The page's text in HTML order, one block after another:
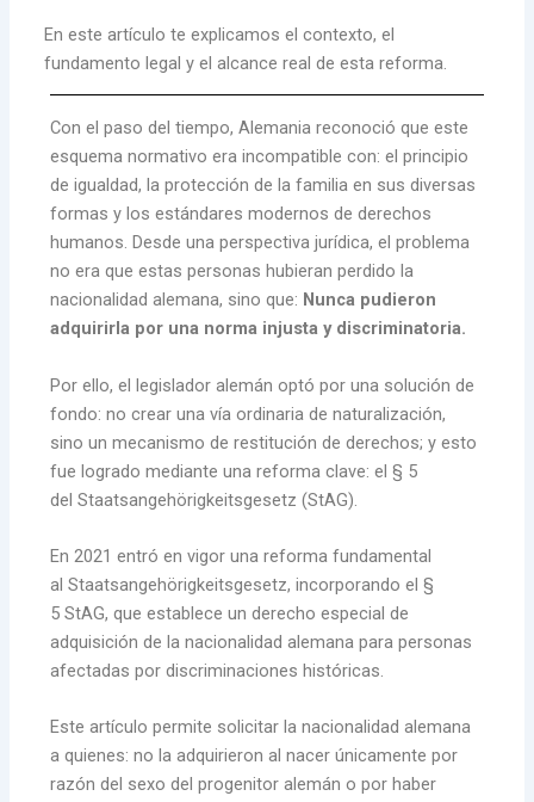
En este artículo te explicamos el contexto, el
fundamento legal y el alcance real de esta reforma.
Con el paso del tiempo, Alemania reconoció que este
esquema normativo era incompatible con: el principio
de igualdad, la protección de la familia en sus diversas
formas y los estándares modernos de derechos
humanos. Desde una perspectiva jurídica, el problema
no era que estas personas hubieran perdido la
nacionalidad alemana, sino que: Nunca pudieron
adquirirla por una norma injusta y discriminatoria.
Por ello, el legislador alemán optó por una solución de
fondo: no crear una vía ordinaria de naturalización,
sino un mecanismo de restitución de derechos; y esto
fue logrado mediante una reforma clave: el § 5
del Staatsangehörigkeitsgesetz (StAG).
En 2021 entró en vigor una reforma fundamental
al Staatsangehörigkeitsgesetz, incorporando el §
5 StAG, que establece un derecho especial de
adquisición de la nacionalidad alemana para personas
afectadas por discriminaciones históricas.
Este artículo permite solicitar la nacionalidad alemana
a quienes: no la adquirieron al nacer únicamente por
razón del sexo del progenitor alemán o por haber